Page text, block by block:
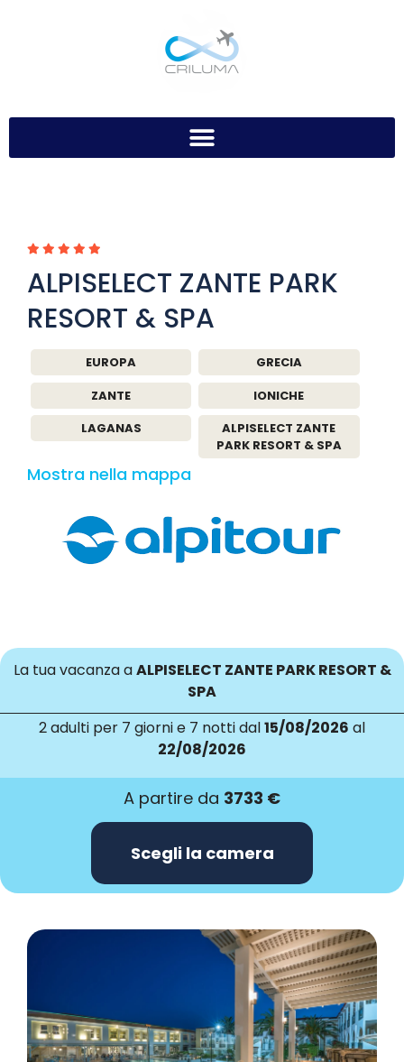
ALPISELECT ZANTE PARK
RESORT & SPA
EUROPA
GRECIA
ZANTE
IONICHE
LAGANAS
ALPISELECT ZANTE
PARK RESORT & SPA
Mostra nella mappa
La tua vacanza aALPISELECT ZANTE PARK RESORT &
SPA
2 adulti per 7 giorni e 7 notti dal15/08/2026 al
22/08/2026
A partire da 3733 €
Scegli la camera